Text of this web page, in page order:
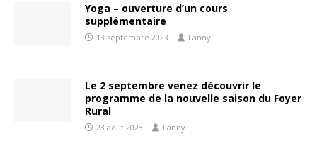
Yoga – ouverture d’un cours
supplémentaire
13 septembre 2023 Fanny
Le 2 septembre venez découvrir le
programme de la nouvelle saison du Foyer
Rural
23 août 2023 Fanny